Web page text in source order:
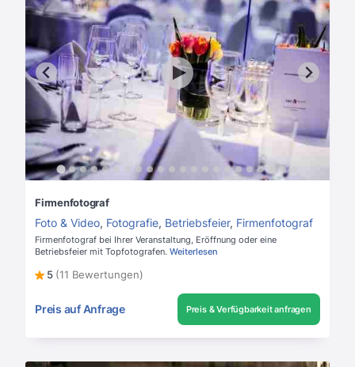
Firmenfotograf
Foto & Video, Fotografie, Betriebsfeier, Firmenfotograf
Firmenfotograf bei Ihrer Veranstaltung, Eröffnung oder eine
Betriebsfeier mit Topfotografen. Weiterlesen
5 (11 Bewertungen)
Preis auf Anfrage Preis & Verfügbarkeit anfragen